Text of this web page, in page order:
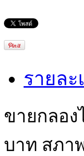
รายละ
ขายกลอง
บาท สภา